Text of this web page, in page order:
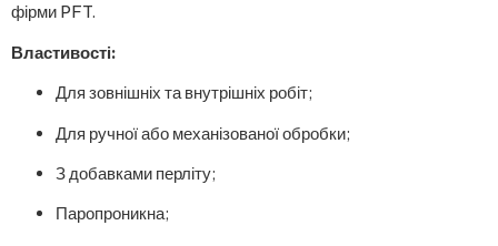
фірми PFT.
Властивості:
Для зовнішніх та внутрішніх робіт;
Для ручної або механізованої обробки;
З добавками перліту;
Паропроникна;